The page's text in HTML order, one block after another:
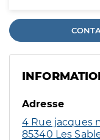
Adresse
4 Rue jacques
85340 Les